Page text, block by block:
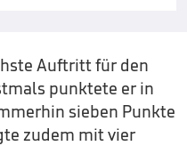
Auftritt für den
punktete er in
sieben Punkte
zudem mit vier